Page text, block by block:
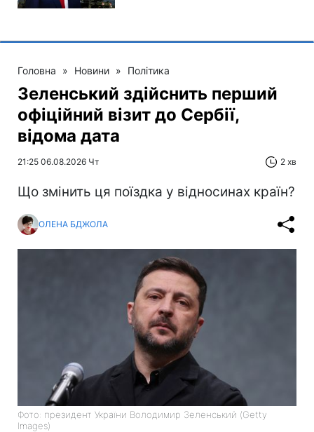
Головна » Новини » Політика
Зеленський здійснить перший
офіційний візит до Сербії,
відома дата
21:25 06.08.2026 Чт 2 хв
Що змінить ця поїздка у відносинах країн?
ОЛЕНА БДЖОЛА
Фото: президент України Володимир Зеленський (Getty
Images)